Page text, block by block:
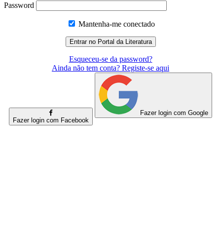
Password
Mantenha-me conectado
Esqueceu-se da password?
Ainda não tem conta? Registe-se aqui
Fazer login com Facebook
Fazer login com Google